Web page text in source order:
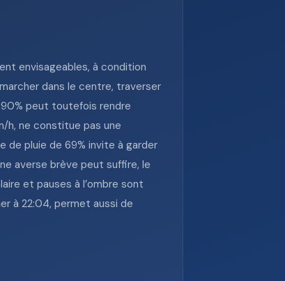
envisageables, à condition
dans le centre, traverser
90% peut toutefois rendre
h, ne constitue pas une
de pluie de 69% invite à garder
averse brève peut suffire, le
et pauses à l’ombre sont
à 22:04, permet aussi de